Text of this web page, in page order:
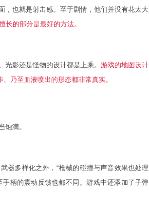
，也就是射击感。至于剧情，他们并没有花太大
长的部分是最好的方法。
光影还是怪物的设计都是上乘。游戏的地图设计
乃至血液喷出的形态都非常真实。
饱满。
器多样化之外，“枪械的碰撞与声音效果也处理
柄的震动反馈也都不同。游戏中还添加了子弹